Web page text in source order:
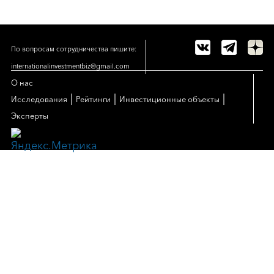
По вопросам сотрудничества пишите:
internationalinvestmentbiz@gmail.com
О нас
Исследования
Рейтинги Инвестиционные объекты
Эксперты